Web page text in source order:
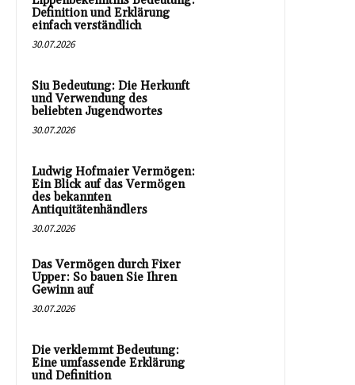
Definition und Erklärung
einfach verständlich
30.07.2026
Siu Bedeutung: Die Herkunft
und Verwendung des
beliebten Jugendwortes
30.07.2026
Ludwig Hofmaier Vermögen:
Ein Blick auf das Vermögen
des bekannten
Antiquitätenhändlers
30.07.2026
Das Vermögen durch Fixer
Upper: So bauen Sie Ihren
Gewinn auf
30.07.2026
Die verklemmt Bedeutung:
Eine umfassende Erklärung
und Definition